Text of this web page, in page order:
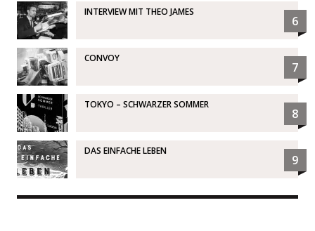
INTERVIEW MIT THEO JAMES
6
CONVOY
7
TOKYO – SCHWARZER SOMMER
8
DAS EINFACHE LEBEN
9